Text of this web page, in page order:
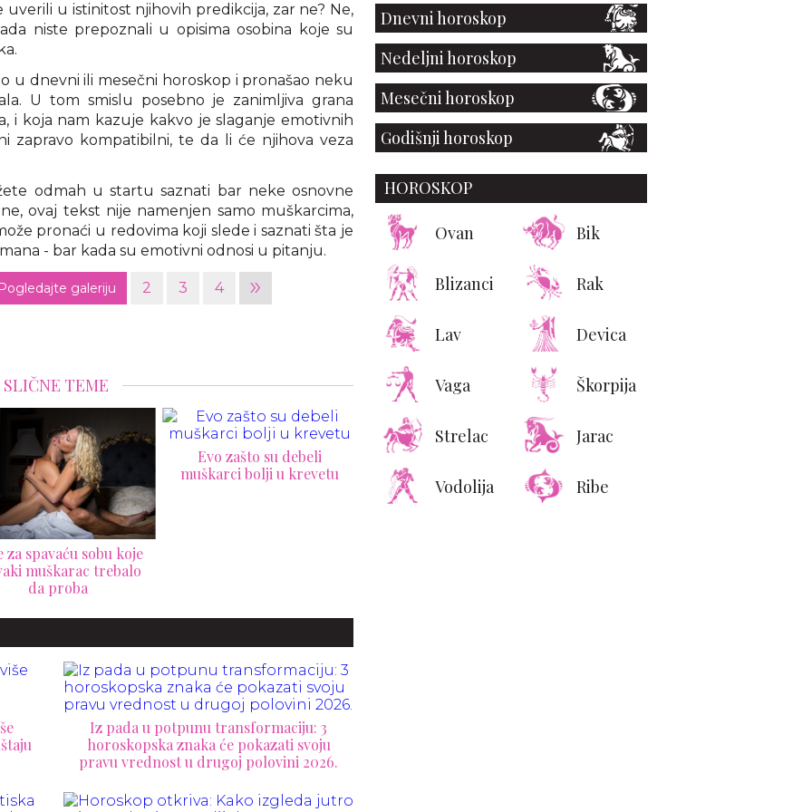
u istinitost njihovih predikcija, zar ne? Ne,
niste prepoznali u opisima osobina koje su
u dnevni ili mesečni horoskop i pronašao neku
U tom smislu posebno je zanimljiva grana
i koja nam kazuje kakvo je slaganje emotivnih
zapravo kompatibilni, te da li će njihova veza
odmah u startu saznati bar neke osnovne
ovaj tekst nije namenjen samo muškarcima,
pronaći u redovima koji slede i saznati šta je
- bar kada su emotivni odnosi u pitanju.
galeriju 2 3 4 »
SLIČNE TEME
Evo zašto su debeli
bolji u krevetu
11 stvari o kojima žene
razmišljaju tokom jutarnjeg
Iz pada u potpunu transformaciju: 3
horoskopska znaka će pokazati svoju
pravu vrednost u drugoj polovini 2026.
Dnevni horoskop
Nedeljni horoskop
Mesečni horoskop
Godišnji horoskop
HOROSKOP
Ovan Bik
Blizanci Rak
Lav Devica
Vaga Škorpija
Strelac Jarac
Vodolija Ribe